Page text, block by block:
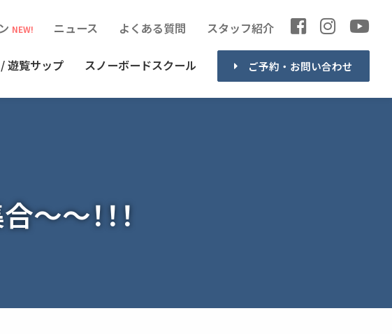
遊覧サップ スノーボードスクール ご予約・お問い合わせ
NEW! ニュース よくある質問 スタッフ紹介
～！！！